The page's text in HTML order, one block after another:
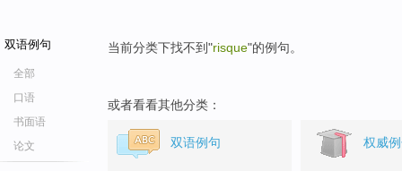
双语例句
全部
口语
书面语
论文
当前分类下找不到"risque"的例句。
或者看看其他分类：
双语例句 权威